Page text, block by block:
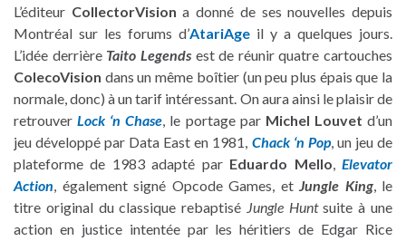
L’éditeur CollectorVision a donné de ses nouvelles depuis
Montréal sur les forums d’AtariAge il y a quelques jours.
L’idée derrière Taito Legendsest de réunir quatre cartouches
ColecoVision dans un même boîtier (un peu plus épais que la
normale, donc) à un tarif intéressant. On aura ainsi le plaisir de
retrouverLock ‘n Chase, le portage par Michel Louvet d’un
jeu développé par Data East en 1981, Chack ‘n Pop, un jeu de
plateforme de 1983 adapté par Eduardo Mello,Elevator
Action, également signé Opcode Games, et Jungle King, le
titre original du classique rebaptisé Jungle Huntsuite à une
action en justice intentée par les héritiers de Edgar Rice